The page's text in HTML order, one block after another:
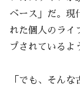
ベース」だ。現
れた個人のライ
プされているよ
「でも、そん